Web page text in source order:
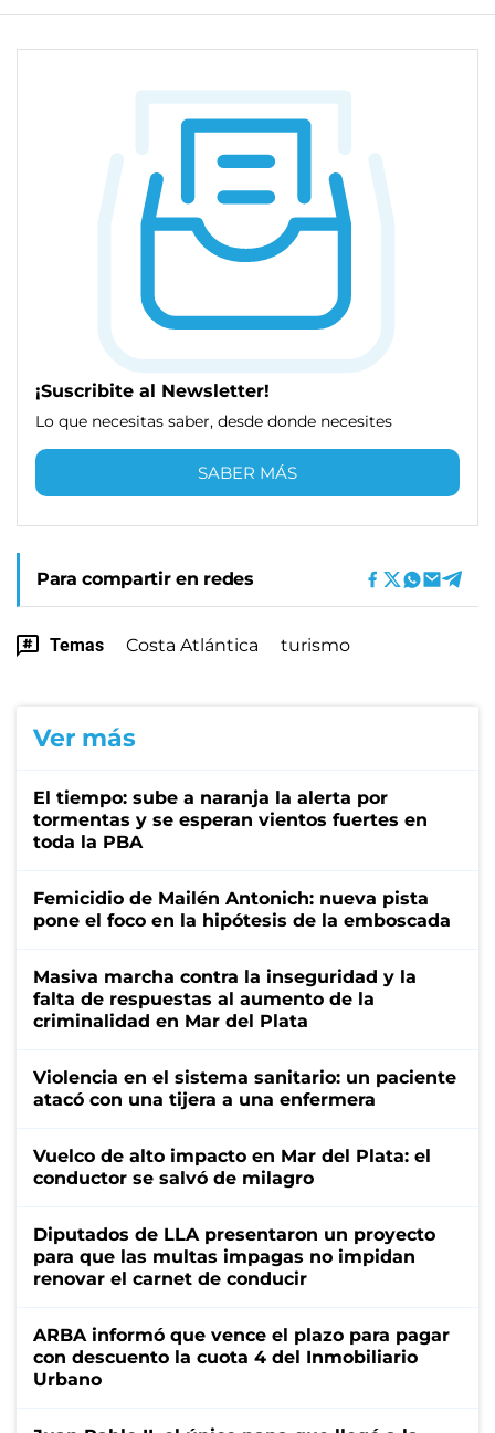
¡Suscribite al Newsletter!
Lo que necesitas saber, desde donde necesites
SABER MÁS
Para compartir en redes
Temas Costa Atlántica turismo
Ver más
El tiempo: sube a naranja la alerta por
tormentas y se esperan vientos fuertes en
toda la PBA
Femicidio de Mailén Antonich: nueva pista
pone el foco en la hipótesis de la emboscada
Masiva marcha contra la inseguridad y la
falta de respuestas al aumento de la
criminalidad en Mar del Plata
Violencia en el sistema sanitario: un paciente
atacó con una tijera a una enfermera
Vuelco de alto impacto en Mar del Plata: el
conductor se salvó de milagro
Diputados de LLA presentaron un proyecto
para que las multas impagas no impidan
renovar el carnet de conducir
ARBA informó que vence el plazo para pagar
con descuento la cuota 4 del Inmobiliario
Urbano